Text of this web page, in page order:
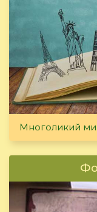
Многоликий